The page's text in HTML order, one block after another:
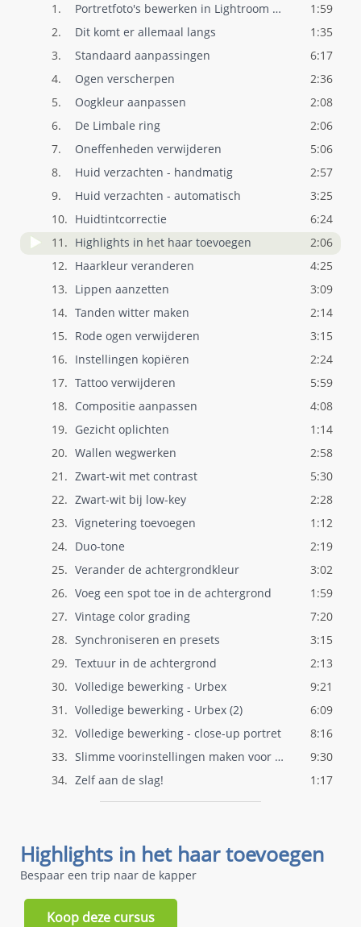
1. Portretfoto's bewerken in Lightroom Clas..
1:59
2.
Dit komt er allemaal langs
1:35
3.
Standaard aanpassingen
6:17
4.
Ogen verscherpen
2:36
5.
Oogkleur aanpassen
2:08
6.
De Limbale ring
2:06
7.
Oneffenheden verwijderen
5:06
8.
Huid verzachten - handmatig
2:57
9.
Huid verzachten - automatisch
3:25
10. Huidtintcorrectie
6:24
11. Highlights in het haar toevoegen
2:06
12. Haarkleur veranderen
4:25
13. Lippen aanzetten
3:09
14. Tanden witter maken
2:14
15. Rode ogen verwijderen
3:15
16. Instellingen kopiëren
2:24
17. Tattoo verwijderen
5:59
18. Compositie aanpassen
4:08
19. Gezicht oplichten
1:14
20. Wallen wegwerken
2:58
21. Zwart-wit met contrast
5:30
22. Zwart-wit bij low-key
2:28
23. Vignetering toevoegen
1:12
24. Duo-tone
2:19
25. Verander de achtergrondkleur
3:02
26. Voeg een spot toe in de achtergrond
1:59
27. Vintage color grading
7:20
28. Synchroniseren en presets
3:15
29. Textuur in de achtergrond
2:13
30. Volledige bewerking - Urbex
9:21
31. Volledige bewerking - Urbex (2)
6:09
32. Volledige bewerking - close-up portret
8:16
33.
Slimme voorinstellingen maken voor snell..
9:30
34. Zelf aan de slag! 1:17
Highlights in het haar toevoegen
Bespaar een trip naar de kapper
Koop deze cursus